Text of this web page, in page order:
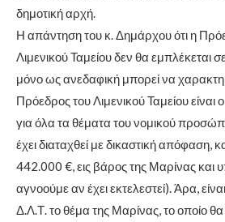
δημοτική αρχή.
Η απάντηση του κ. Δημάρχου ότι η
Λιμενικού Ταμείου δεν θα εμπλέκεται
μόνο ως ανεδαφική μπορεί να
Πρόεδρος του Λιμενικού Ταμείου
για όλα τα θέματα του νομικού
έχει διαταχθεί με δικαστική απόφαση,
442.000 €, εις βάρος της Μαρίνας και
αγνοούμε αν έχει εκτελεστεί). Άρα,
Δ.Λ.Τ. το θέμα της Μαρίνας, το οποίο